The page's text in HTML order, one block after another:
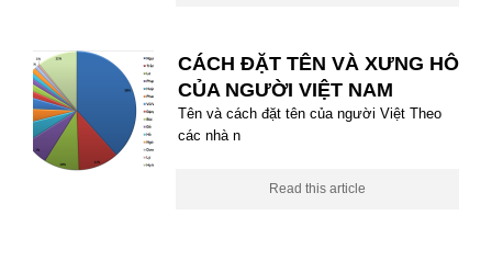
CÁCH ĐẶT TÊN VÀ XƯNG HÔ
CỦA NGƯỜI VIỆT NAM
Tên và cách đặt tên của người Việt Theo
các nhà n
Read this article